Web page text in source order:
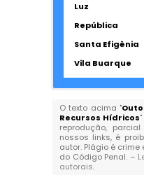
Luz
República
Santa Efigênia
Vila Buarque
O texto acima "
Recursos Hídricos
reprodução,
nossos links, é
autor. Plágio é
do Código Penal. –
autorais.